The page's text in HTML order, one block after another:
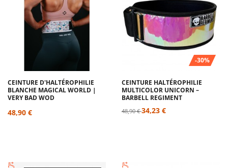
CEINTURE D'HALTÉROPHILIE
BLANCHE MAGICAL WORLD |
VERY BAD WOD
48,90 €
-30%
CEINTURE HALTÉROPHILIE
MULTICOLOR UNICORN –
BARBELL REGIMENT
48,90 €34,23 €